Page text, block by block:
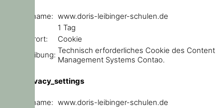
Domainname: www.doris-leibinger-schulen.de
1 Tag
Speicherort:
Cookie
Beschreibung: Technisch erforderliches Cookie des Content
Management Systems Contao.
user_privacy_settings
Domainname: www.doris-leibinger-schulen.de